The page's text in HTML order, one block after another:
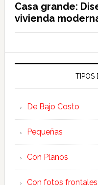
Casa grande:
vivienda
TIPOS
De Bajo Costo
Pequeñas
Con Planos
Con fotos